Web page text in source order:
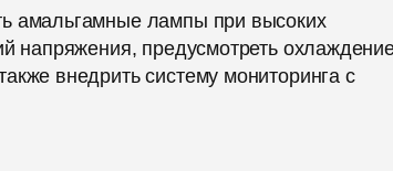
амальгамные лампы при высоких
напряжения, предусмотреть
внедрить систему мониторинга с